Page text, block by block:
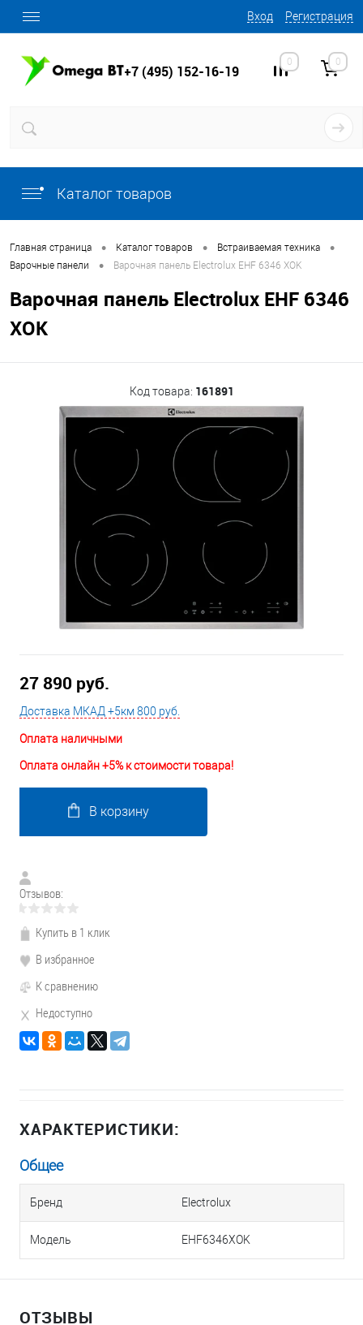
Вход Регистрация
+7 (495) 152-16-19
0 0
Каталог товаров
Главная страница • Каталог товаров • Встраиваемая техника •
Варочные панели • Варочная панель Electrolux EHF 6346 XOK
Варочная панель Electrolux EHF 6346
XOK
Код товара: 161891
27 890 руб.
Доставка МКАД +5км 800 руб.
Оплата наличными
Оплата онлайн +5% к стоимости товара!
В корзину
Отзывов:
Купить в 1 клик
В избранное
К сравнению
Недоступно
ХАРАКТЕРИСТИКИ:
Общее
Бренд Electrolux
Модель EHF6346XOK
ОТЗЫВЫ